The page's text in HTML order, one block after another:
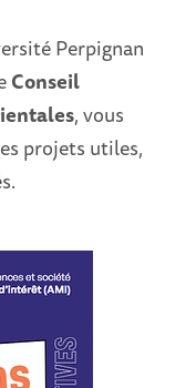
Perpignan
Conseil
, vous
projets utiles,